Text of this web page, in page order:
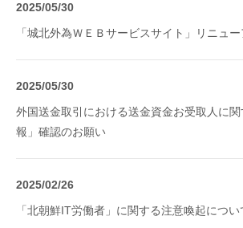
2025/05/30
「城北外為ＷＥＢサービスサイト」リニュ
2025/05/30
外国送金取引における送金資金お受取人に
報」確認のお願い
2025/02/26
「北朝鮮IT労働者」に関する注意喚起につい